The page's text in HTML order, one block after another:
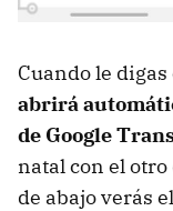
Cuando le
abrirá
de Google
natal con el
de abajo verás